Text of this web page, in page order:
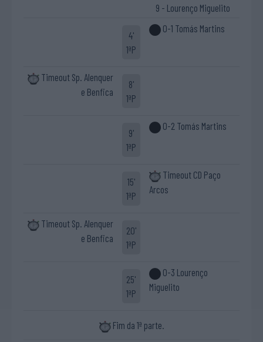
9 - Lourenço Miguelito
4'
1ªP
0-1 Tomás Martins
Timeout Sp. Alenquer
e Benfica
8'
1ªP
9'
1ªP
0-2 Tomás Martins
15'
1ªP
Timeout CD Paço
Arcos
Timeout Sp. Alenquer
e Benfica
20'
1ªP
25'
1ªP
0-3 Lourenço
Miguelito
Fim da 1ª parte.